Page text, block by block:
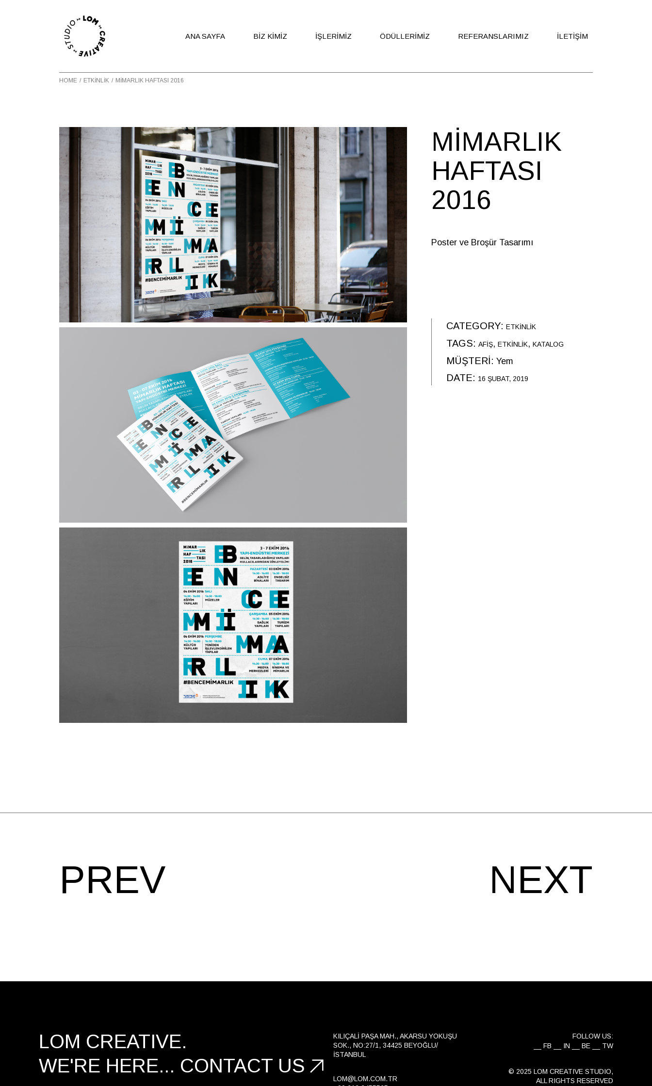
ANA SAYFA BIZ KIMIZ İŞLERIMIZ ÖDÜLLERIMIZ REFERANSLARIMIZ İLETIŞIM
HOME ETKINLIK MIMARLIK HAFTASI 2016
MIMARLIK
HAFTASI
2016
Poster ve Broşür Tasarımı
CATEGORY: ETKINLIK
TAGS: AFIŞ ETKINLIK KATALOG
MÜŞTERİ: Yem
DATE: 16 ŞUBAT, 2019
PREV NEXT
LOM CREATIVE.
WE'RE HERE... CONTACT US
KILIÇALI PAŞA MAH., AKARSU YOKUŞU
SOK., NO:27/1, 34425 BEYOĞLU/
İSTANBUL
LOM@LOM.COM.TR
FOLLOW US:
FB
IN BE TW
© 2025 LOM CREATIVE STUDIO,
ALL RIGHTS RESERVED